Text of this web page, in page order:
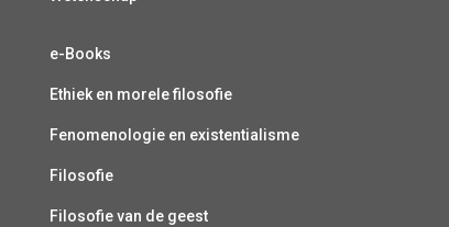
e-Books
Ethiek en morele filosofie
Fenomenologie en existentialisme
Filosofie
Filosofie van de geest